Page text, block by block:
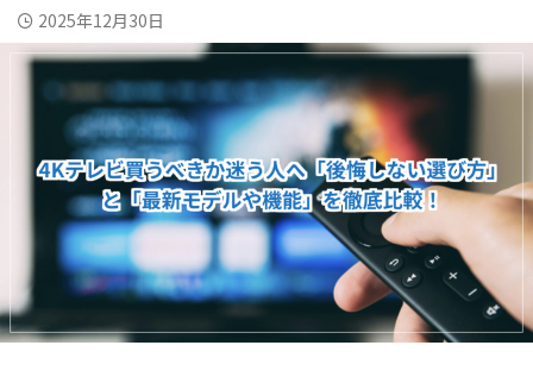
2025年12月30日